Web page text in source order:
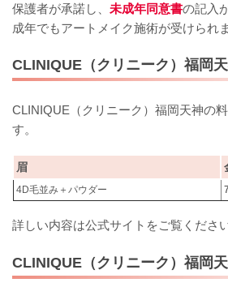
保護者が承諾し、 未成年同意書の記入
成年でもアートメイク施術が受けられま
CLINIQUE（クリニーク）福岡
CLINIQUE（クリニーク）福岡天神の
す。
眉
4D毛並み＋パウダー
詳しい内容は公式サイトをご覧ください
CLINIQUE（クリニーク）福岡